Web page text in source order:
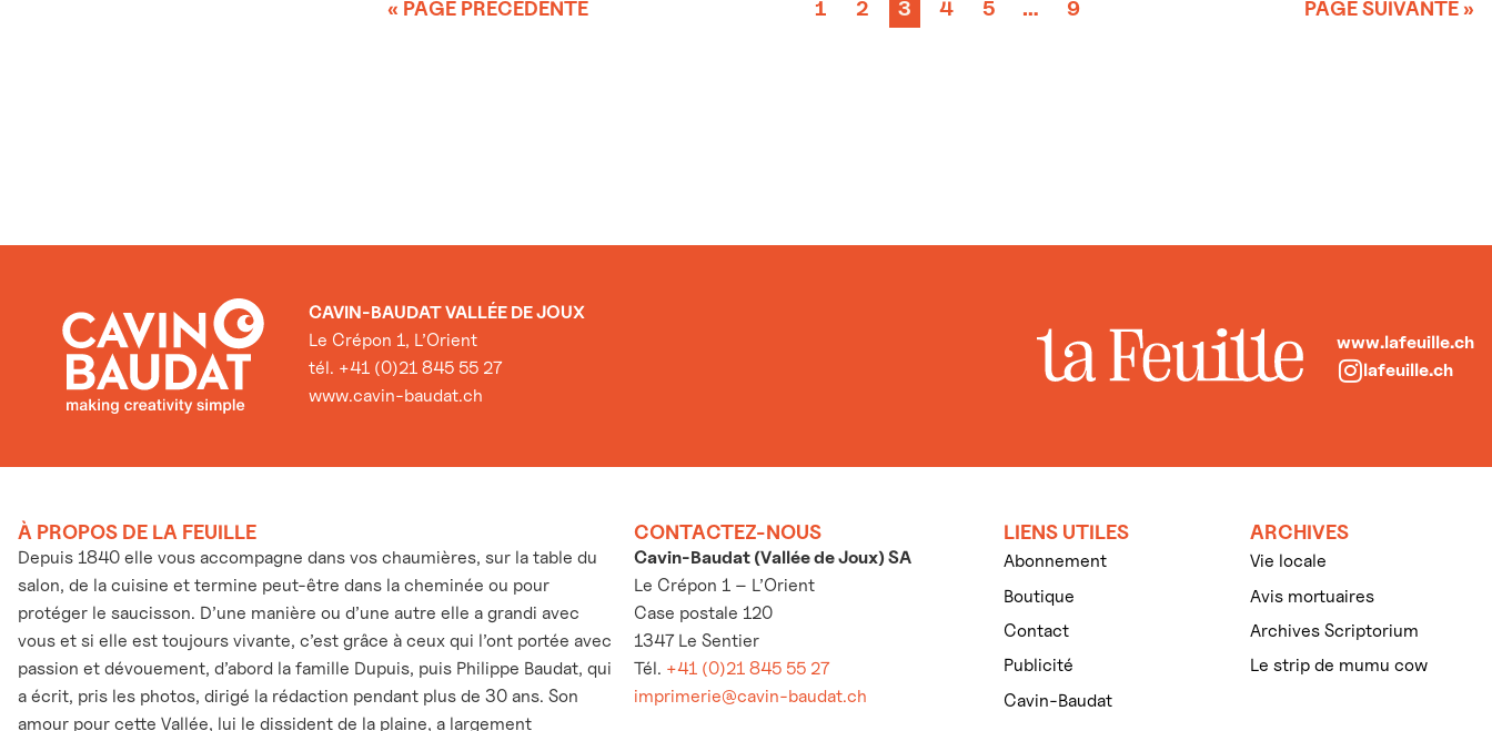
« PAGE PRÉCÉDENTE 1 2 3 4 5 … 9 PAGE SUIVANTE »
CAVIN-BAUDAT VALLÉE DE JOUX
Le Crépon 1, L’Orient
tél. +41 (0)21 845 55 27
www.cavin-baudat.ch
www.lafeuille.ch
lafeuille.ch
À PROPOS DE LA FEUILLE
Depuis 1840 elle vous accompagne dans vos chaumières, sur la table du
salon, de la cuisine et termine peut-être dans la cheminée ou pour
protéger le saucisson. D’une manière ou d’une autre elle a grandi avec
vous et si elle est toujours vivante, c’est grâce à ceux qui l’ont portée avec
passion et dévouement, d’abord la famille Dupuis, puis Philippe Baudat, qui
a écrit, pris les photos, dirigé la rédaction pendant plus de 30 ans. Son
amour pour cette Vallée, lui le dissident de la plaine, a largement
CONTACTEZ-NOUS
Cavin-Baudat (Vallée de Joux) SA
Le Crépon 1 – L’Orient
Case postale 120
1347 Le Sentier
Tél. +41 (0)21 845 55 27
imprimerie@cavin-baudat.ch
LIENS UTILES
Abonnement
Boutique
Contact
Publicité
Cavin-Baudat
ARCHIVES
Vie locale
Avis mortuaires
Archives Scriptorium
Le strip de mumu cow